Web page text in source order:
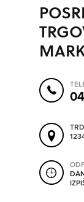
SO ODPRTA V
IZRIŠI POT
POŠLJI SMS
ORODJA
SHRANI V